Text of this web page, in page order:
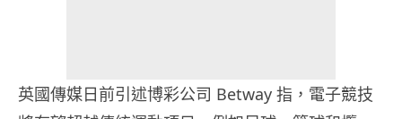
英國傳媒日前引述博彩公司 Betway 指，電子競技